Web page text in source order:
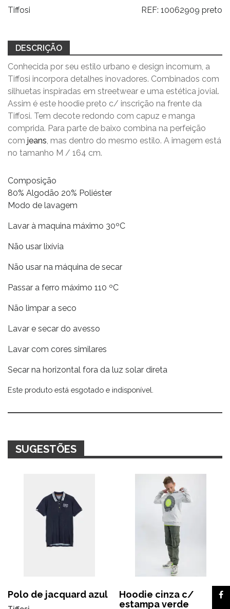
Tiffosi REF: 10062909 preto
DESCRIÇÃO
Conhecida por seu estilo urbano e design incomum, a
Tiffosi incorpora detalhes inovadores. Combinados com
silhuetas inspiradas em streetwear e uma estética jovial.
Assim é este hoodie preto c/ inscrição na frente da
Tiffosi. Tem decote redondo com capuz e manga
comprida. Para parte de baixo combina na perfeição
com jeans, mas dentro do mesmo estilo. A imagem está
no tamanho M / 164 cm.
Composição
80% Algodão 20% Poliéster
Modo de lavagem
Lavar à maquina máximo 30ºC
Não usar lixívia
Não usar na máquina de secar
Passar a ferro máximo 110 ºC
Não limpar a seco
Lavar e secar do avesso
Lavar com cores similares
Secar na horizontal fora da luz solar direta
Este produto está esgotado e indisponível.
Alternative:
SUGESTÕES
Polo de jacquard azul
Hoodie cinza c/
estampa verde